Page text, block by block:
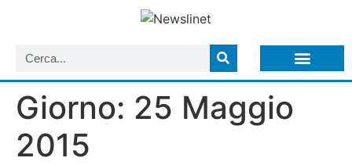
Giorno: 25 Maggio
2015